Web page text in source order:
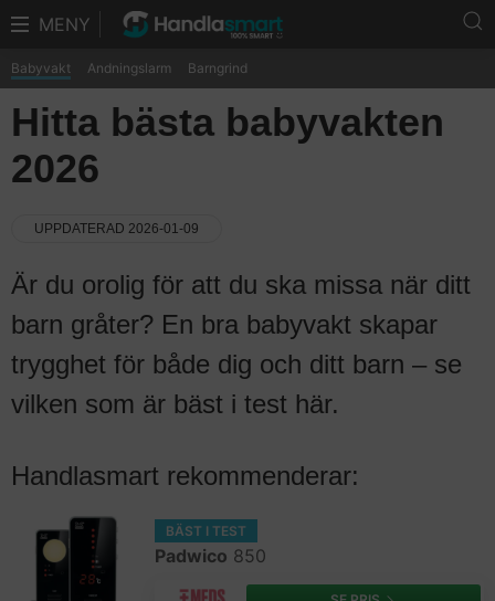
MENY
Babyvakt Andningslarm Barngrind
Hitta bästa babyvakten
2026
UPPDATERAD 2026-01-09
Är du orolig för att du ska missa när ditt
barn gråter? En bra babyvakt skapar
trygghet för både dig och ditt barn – se
vilken som är bäst i test här.
Handlasmart rekommenderar:
BÄST I TEST
Padwico 850